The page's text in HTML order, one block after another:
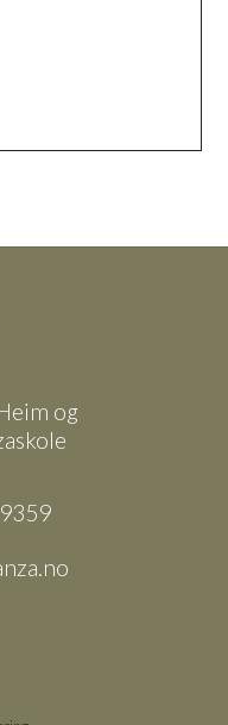
og